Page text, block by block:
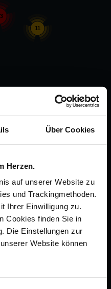
Über Cookies
Herzen.
auf unserer Website zu
und Trackingmethoden.
Ihrer Einwilligung zu.
Cookies finden Sie in
Die Einstellungen zur
Website können
11